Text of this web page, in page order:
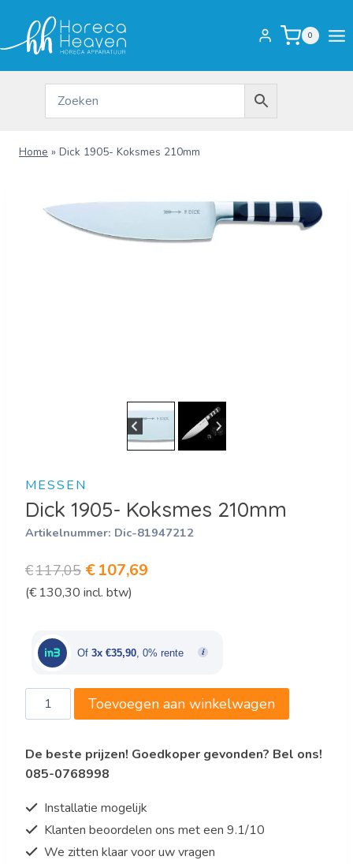
inhoud
0
Home » Dick 1905- Koksmes 210mm
MESSEN
Dick 1905- Koksmes 210mm
Artikelnummer: Dic-81947212
€117,05 Oorspronkelijke
prijs
€117,05.
€107,69
€107,69.
(€ 130,30 incl. btw)
Of 3x €35,90 , 0% rente
Dick
1905-
210mm
aantal
Toevoegen aan winkelwagen
De beste prijzen! Goedkoper gevonden? Bel ons!
085-0768998
Installatie mogelijk
Klanten beoordelen ons met een 9.1/10
We zitten klaar voor uw vragen